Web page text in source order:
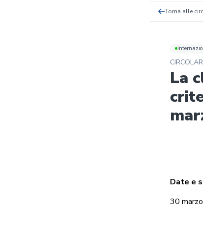
Torna alle
La
Date e
30